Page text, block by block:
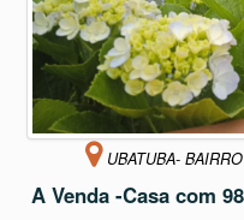
UBATUBA-
A Venda -Casa com